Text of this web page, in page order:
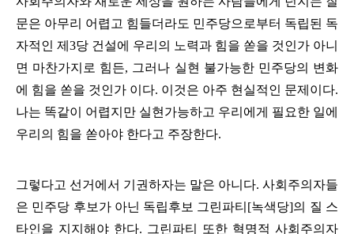
문은 아무리 어렵고 힘들더라도 민주당으로부터 독립된 독
자적인 제 3당 건설에 우리의 노력과 힘을 쏟을 것인가 아니
면 마찬가지로 힘든, 그러나 실현 불가능한 민주당의 변화
에 힘을 쏟을 것인가 이다. 이것은 아주 현실적인 문제이다.
나는 똑같이 어렵지만 실현가능하고 우리에게 필요한 일에
우리의 힘을 쏟아야 한다고 주장한다.
그렇다고 선거에서 기권하자는 말은 아니다. 사회주의자들
은 민주당 후보가 아닌 독립후보 그린파티 [녹색당]의 질 스
타인을 지지해야 한다. 그린파티 또한 혁명적 사회주의자